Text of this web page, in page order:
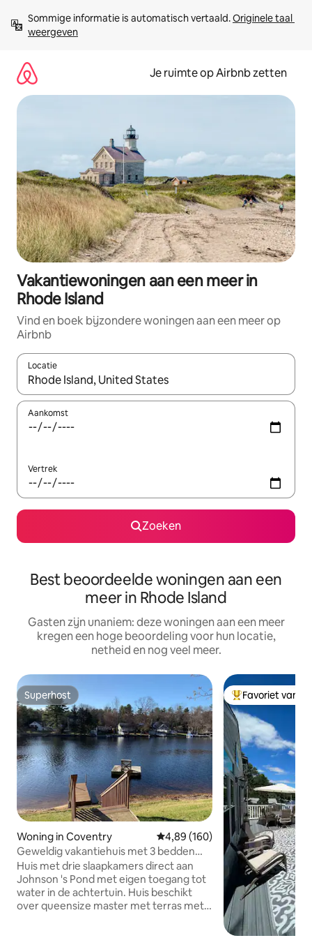
direct
naar
Sommige informatie is automatisch vertaald. Originele taal
weergeven
Je ruimte op Airbnb zetten
Vakantiewoningen aan een meer in
Rhode Island
Vind en boek bijzondere woningen aan een meer op
Airbnb
Locatie
Wanneer er suggesties beschikbaar zijn, maak je een keuze
Aankomst
Vertrek
Zoeken
Best beoordeelde woningen aan een
meer in Rhode Island
Gasten zijn unaniem: deze woningen aan een meer
kregen een hoge beoordeling voor hun locatie,
netheid en nog veel meer.
Superhost
Superhost
Woning in Coventry Gemiddelde beoordeling van
4,89 (160)
Geweldig vakantiehuis met 3 bedden
aan het meer. Geweldige locatie!
Huis met drie slaapkamers direct aan
Johnson 's Pond met eigen toegang tot
water in de achtertuin. Huis beschikt
over queensize master met terras met
Topfavoriet van
Favoriet van